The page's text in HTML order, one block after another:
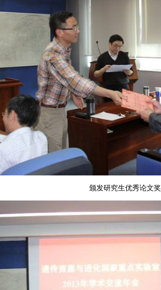
颁发研究生优秀论文奖